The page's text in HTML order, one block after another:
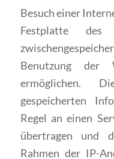
Besuch einer
Festplatte
Benutzung der
ermöglichen.
gespeicherten
Regel an einen
übertragen und
Rahmen der IP-